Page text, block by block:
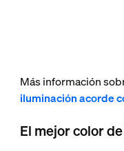
Más información
iluminación acorde
El mejor color